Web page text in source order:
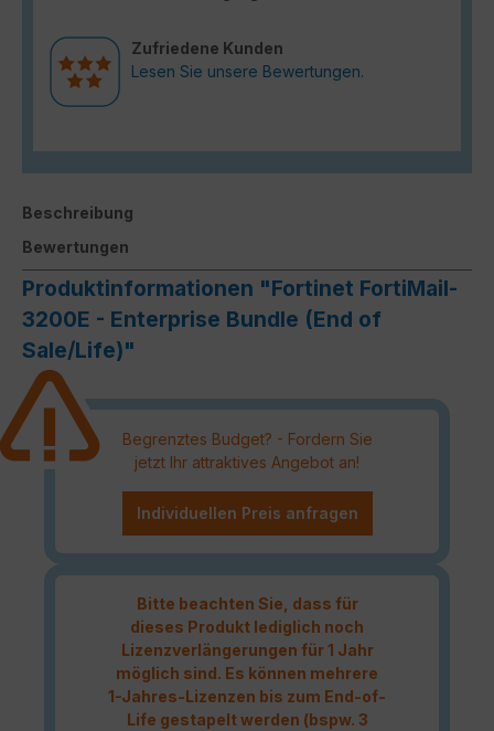
Zufriedene Kunden
Lesen Sie unsere Bewertungen.
Beschreibung
Bewertungen
Produktinformationen "Fortinet FortiMail-
3200E - Enterprise Bundle (End of
Sale/Life)"
Begrenztes Budget? - Fordern Sie
jetzt Ihr attraktives Angebot an!
Individuellen Preis anfragen
Bitte beachten Sie, dass für
dieses Produkt lediglich noch
Lizenzverlängerungen für 1 Jahr
möglich sind. Es können mehrere
1-Jahres-Lizenzen bis zum End-of-
Life gestapelt werden (bspw. 3